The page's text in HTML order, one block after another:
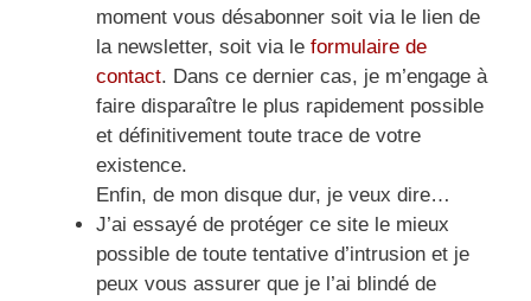
moment vous désabonner soit via le lien de
la newsletter, soit via le formulaire de
contact. Dans ce dernier cas, je m’engage à
faire disparaître le plus rapidement possible
et définitivement toute trace de votre
existence.
Enfin, de mon disque dur, je veux dire…
J’ai essayé de protéger ce site le mieux
possible de toute tentative d’intrusion et je
peux vous assurer que je l’ai blindé de